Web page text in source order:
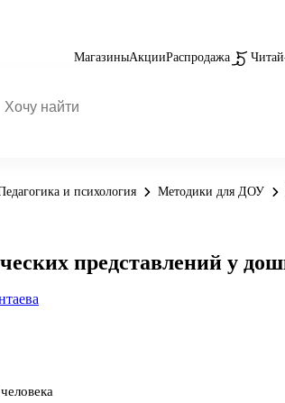
МагазиныАкцииРаспродажа
и психология Методики для ДОУ
представлений у